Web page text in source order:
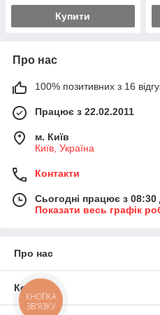
Купити
Про нас
100% позитивних з 16
Працює з 22.02.2011
м. Київ
Київ, Україна
Контакти
Сьогодні працює з 08:30
Показати весь графік
Про нас
Контакти
КНОПКА
ЗВ'ЯЗКУ